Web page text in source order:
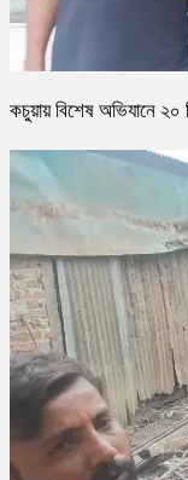
কচুয়ায় বিশেষ অভিযানে ২০